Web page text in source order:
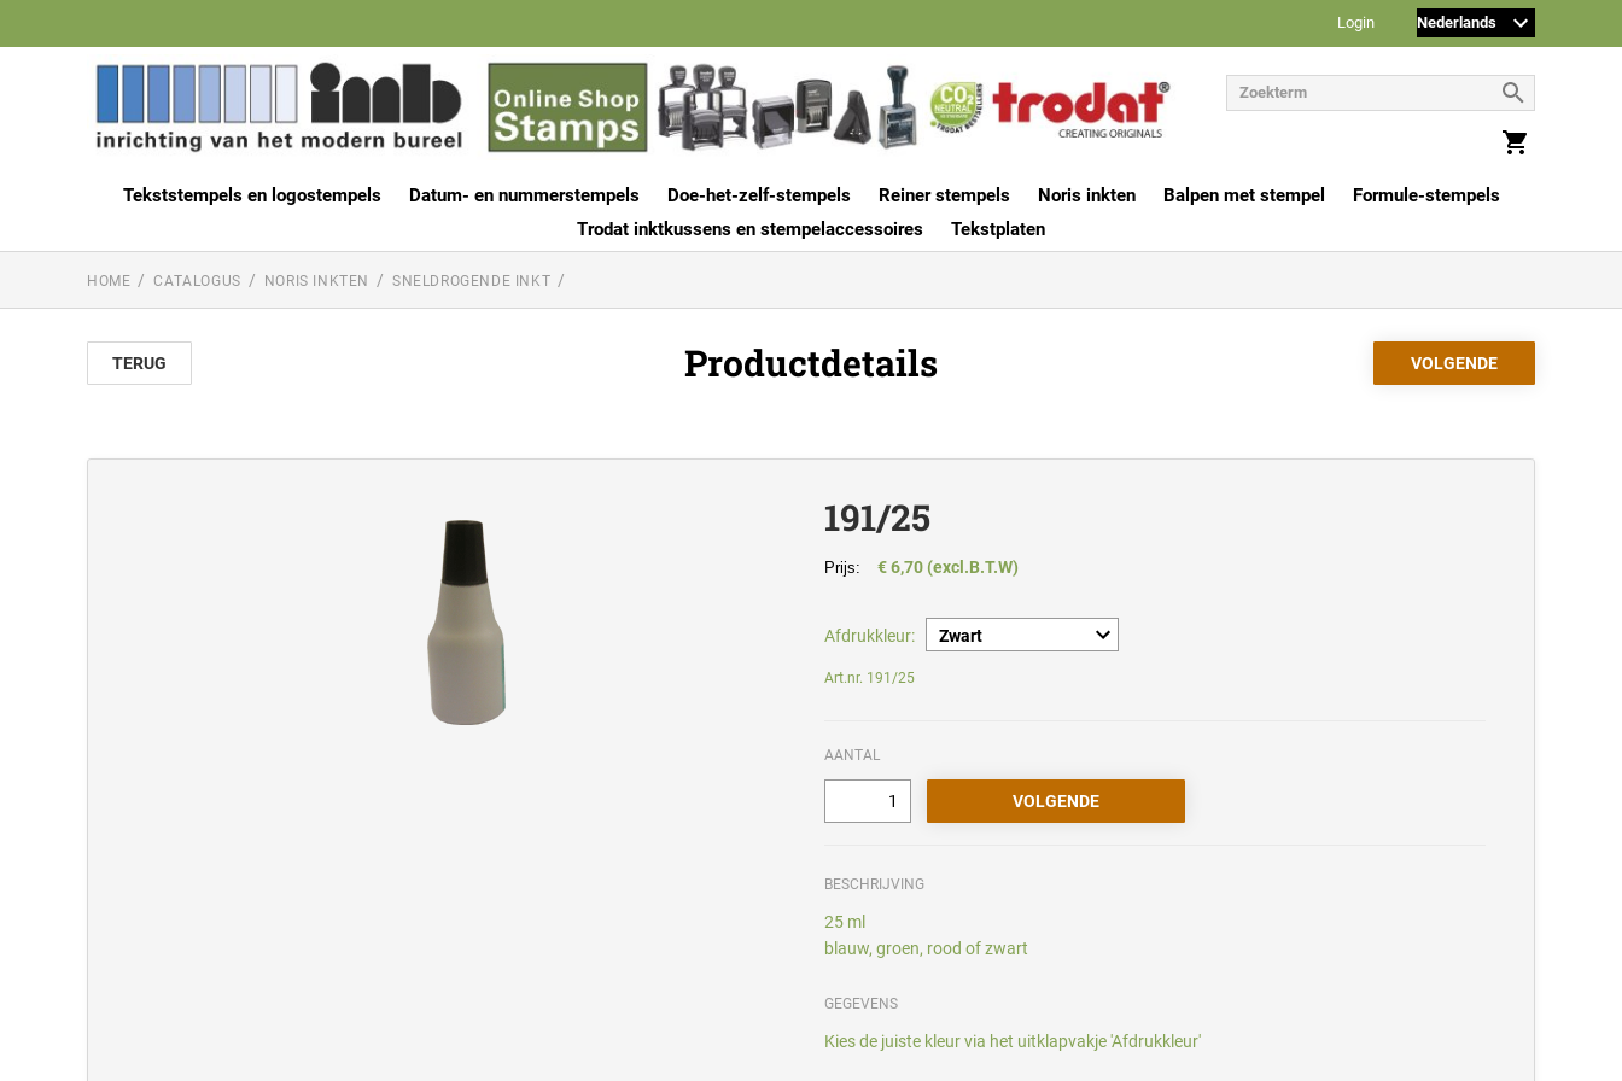
Login
Tekststempels en logostempels Datum- en nummerstempels Doe-het-zelf-stempels Reiner stempels Noris inkten Balpen met stempel
Formule-stempels
Trodat inktkussens en stempelaccessoires
Tekstplaten
HOME CATALOGUS NORIS INKTEN SNELDROGENDE INKT
TERUG Productdetails
191/25
Prijs: € 6,70 (excl.B.T.W)
Afdrukkleur:
Art.nr. 191/25
AANTAL
BESCHRIJVING
25 ml
blauw, groen, rood of zwart
GEGEVENS
Kies de juiste kleur via het uitklapvakje 'Afdrukkleur'